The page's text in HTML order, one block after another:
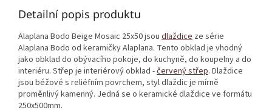
Detailní popis produktu
Alaplana Bodo Beige Mosaic 25x50 jsou dlaždice ze série
Alaplana Bodo od keramičky Alaplana. Tento obklad je vhodný
jako obklad do obývacího pokoje, do kuchyně, do koupelny a do
interiéru. Střep je interiérový obklad -červený střep. Dlaždice
jsou béžové s reliéfním povrchem, styl dlaždic je mírně
proměnlivý kamenný. Jedná se o keramické dlaždice ve formátu
250x500mm.